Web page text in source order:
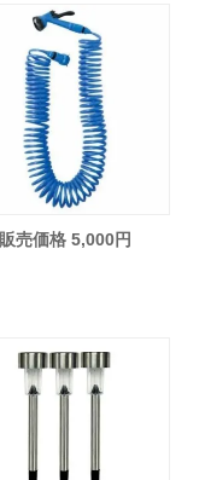
販売価格 5,000円